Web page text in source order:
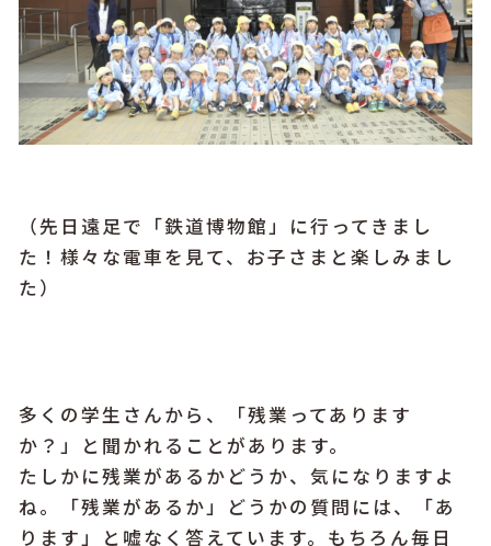
（先日遠足で「鉄道博物館」に行ってきまし
た！様々な電車を見て、お子さまと楽しみまし
た）
多くの学生さんから、「残業ってあります
か？」と聞かれることがあります。
たしかに残業があるかどうか、気になりますよ
ね。「残業があるか」どうかの質問には、「あ
ります」と嘘なく答えています。もちろん毎日